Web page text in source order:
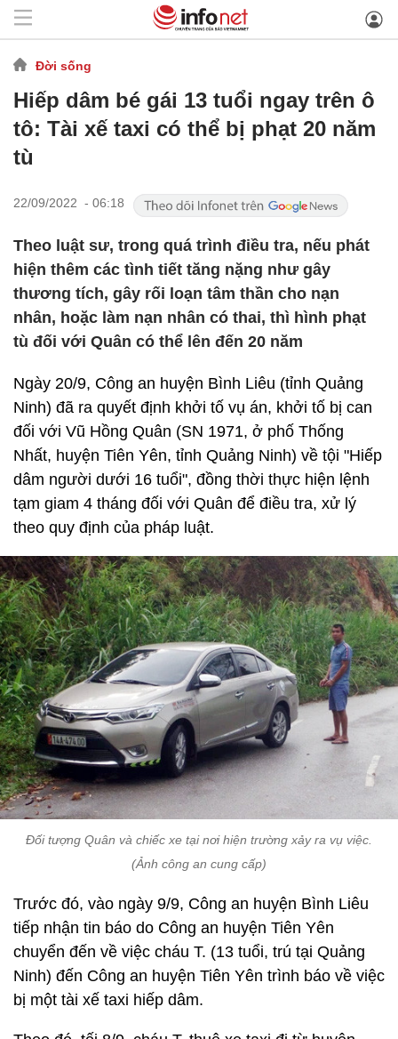
Đời sống
Hiếp dâm bé gái 13 tuổi ngay trên ô
tô: Tài xế taxi có thể bị phạt 20 năm
tù
22/09/2022 - 06:18
Theo luật sư, trong quá trình điều tra, nếu phát
hiện thêm các tình tiết tăng nặng như gây
thương tích, gây rối loạn tâm thần cho nạn
nhân, hoặc làm nạn nhân có thai, thì hình phạt
tù đối với Quân có thể lên đến 20 năm
Ngày 20/9, Công an huyện Bình Liêu (tỉnh Quảng
Ninh) đã ra quyết định khởi tố vụ án, khởi tố bị can
đối với Vũ Hồng Quân (SN 1971, ở phố Thống
Nhất, huyện Tiên Yên, tỉnh Quảng Ninh) về tội "Hiếp
dâm người dưới 16 tuổi", đồng thời thực hiện lệnh
tạm giam 4 tháng đối với Quân để điều tra, xử lý
theo quy định của pháp luật.
Đối tượng Quân và chiếc xe tại nơi hiện trường xảy ra vụ việc.
(Ảnh công an cung cấp)
Trước đó, vào ngày 9/9, Công an huyện Bình Liêu
tiếp nhận tin báo do Công an huyện Tiên Yên
chuyển đến về việc cháu T. (13 tuổi, trú tại Quảng
Ninh) đến Công an huyện Tiên Yên trình báo về việc
bị một tài xế taxi hiếp dâm.